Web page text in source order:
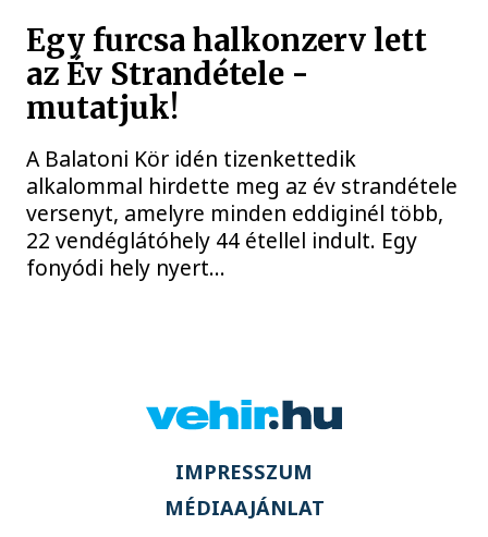
Egy furcsa halkonzerv lett
az Év Strandétele -
mutatjuk!
A Balatoni Kör idén tizenkettedik
alkalommal hirdette meg az év strandétele
versenyt, amelyre minden eddiginél több,
22 vendéglátóhely 44 étellel indult. Egy
fonyódi hely nyert...
IMPRESSZUM
MÉDIAAJÁNLAT